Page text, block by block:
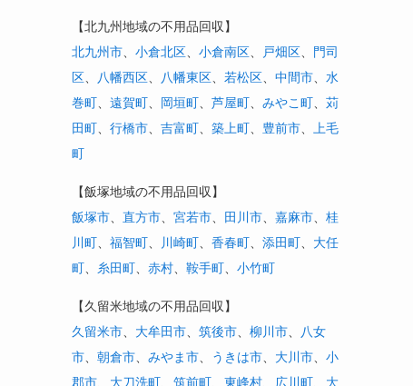
【北九州地域の不用品回収】
北九州市、 小倉北区、 小倉南区、 戸畑区、 門司
区、 八幡西区、 八幡東区、 若松区、 中間市、 水
巻町、 遠賀町、 岡垣町、 芦屋町、 みやこ町、 苅
田町、 行橋市、 吉富町、 築上町、 豊前市、 上毛
町
【飯塚地域の不用品回収】
飯塚市、 直方市、 宮若市、 田川市、 嘉麻市、 桂
川町、 福智町、 川崎町、 香春町、 添田町、 大任
町、 糸田町、 赤村、 鞍手町、 小竹町
【久留米地域の不用品回収】
久留米市、 大牟田市、 筑後市、 柳川市、 八女
市、 朝倉市、 みやま市、 うきは市、 大川市、 小
郡市
大刀洗町 筑前町 東峰村 広川町 大